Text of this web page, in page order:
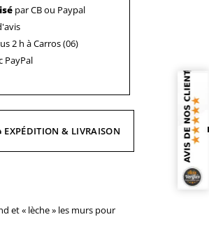
par CB ou Paypal
2 h à Carros (06)
PayPal
EXPÉDITION & LIVRAISON
et « lèche » les murs pour